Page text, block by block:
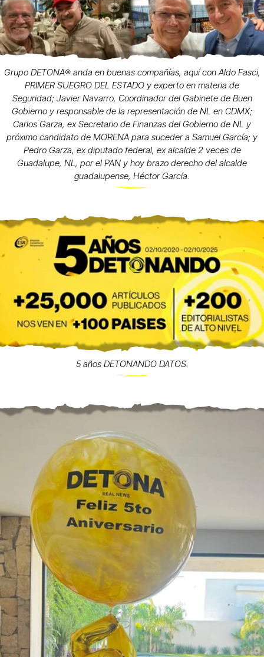
Grupo DETONA®️ anda en buenas compañías, aquí con Aldo Fasci,
PRIMER SUEGRO DEL ESTADO y experto en materia de
Seguridad; Javier Navarro, Coordinador del Gabinete de Buen
Gobierno y responsable de la representación de NL en CDMX;
Carlos Garza, ex Secretario de Finanzas del Gobierno de NL y
próximo candidato de MORENA para suceder a Samuel García; y
Pedro Garza, ex diputado federal, ex alcalde 2 veces de
Guadalupe, NL, por el PAN y hoy brazo derecho del alcalde
guadalupense, Héctor García.
5 años DETONANDO DATOS.